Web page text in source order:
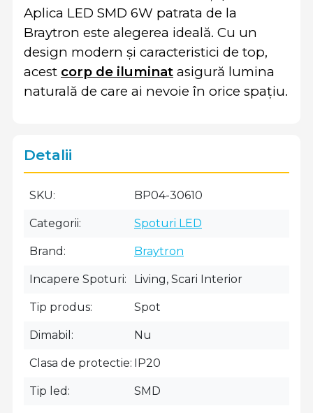
Aplica LED SMD 6W patrata de la
Braytron este alegerea ideală. Cu un
design modern și caracteristici de top,
acest corp de iluminat asigură lumina
naturală de care ai nevoie în orice spațiu.
Detalii
SKU BP04-30610
Categorii Spoturi LED
Brand Braytron
Incapere Spoturi Living, Scari Interior
Tip produs Spot
Dimabil Nu
Clasa de protectie IP20
Tip led SMD